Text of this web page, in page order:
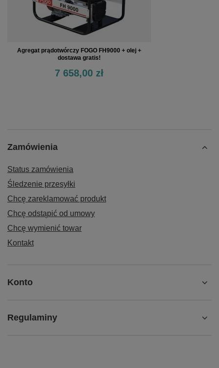
Agregat prądotwórczy FOGO FH9000 + olej +
dostawa gratis!
7 658,00 zł
Zamówienia
Status zamówienia
Śledzenie przesyłki
Chcę zareklamować produkt
Chcę odstąpić od umowy
Chcę wymienić towar
Kontakt
Konto
Regulaminy